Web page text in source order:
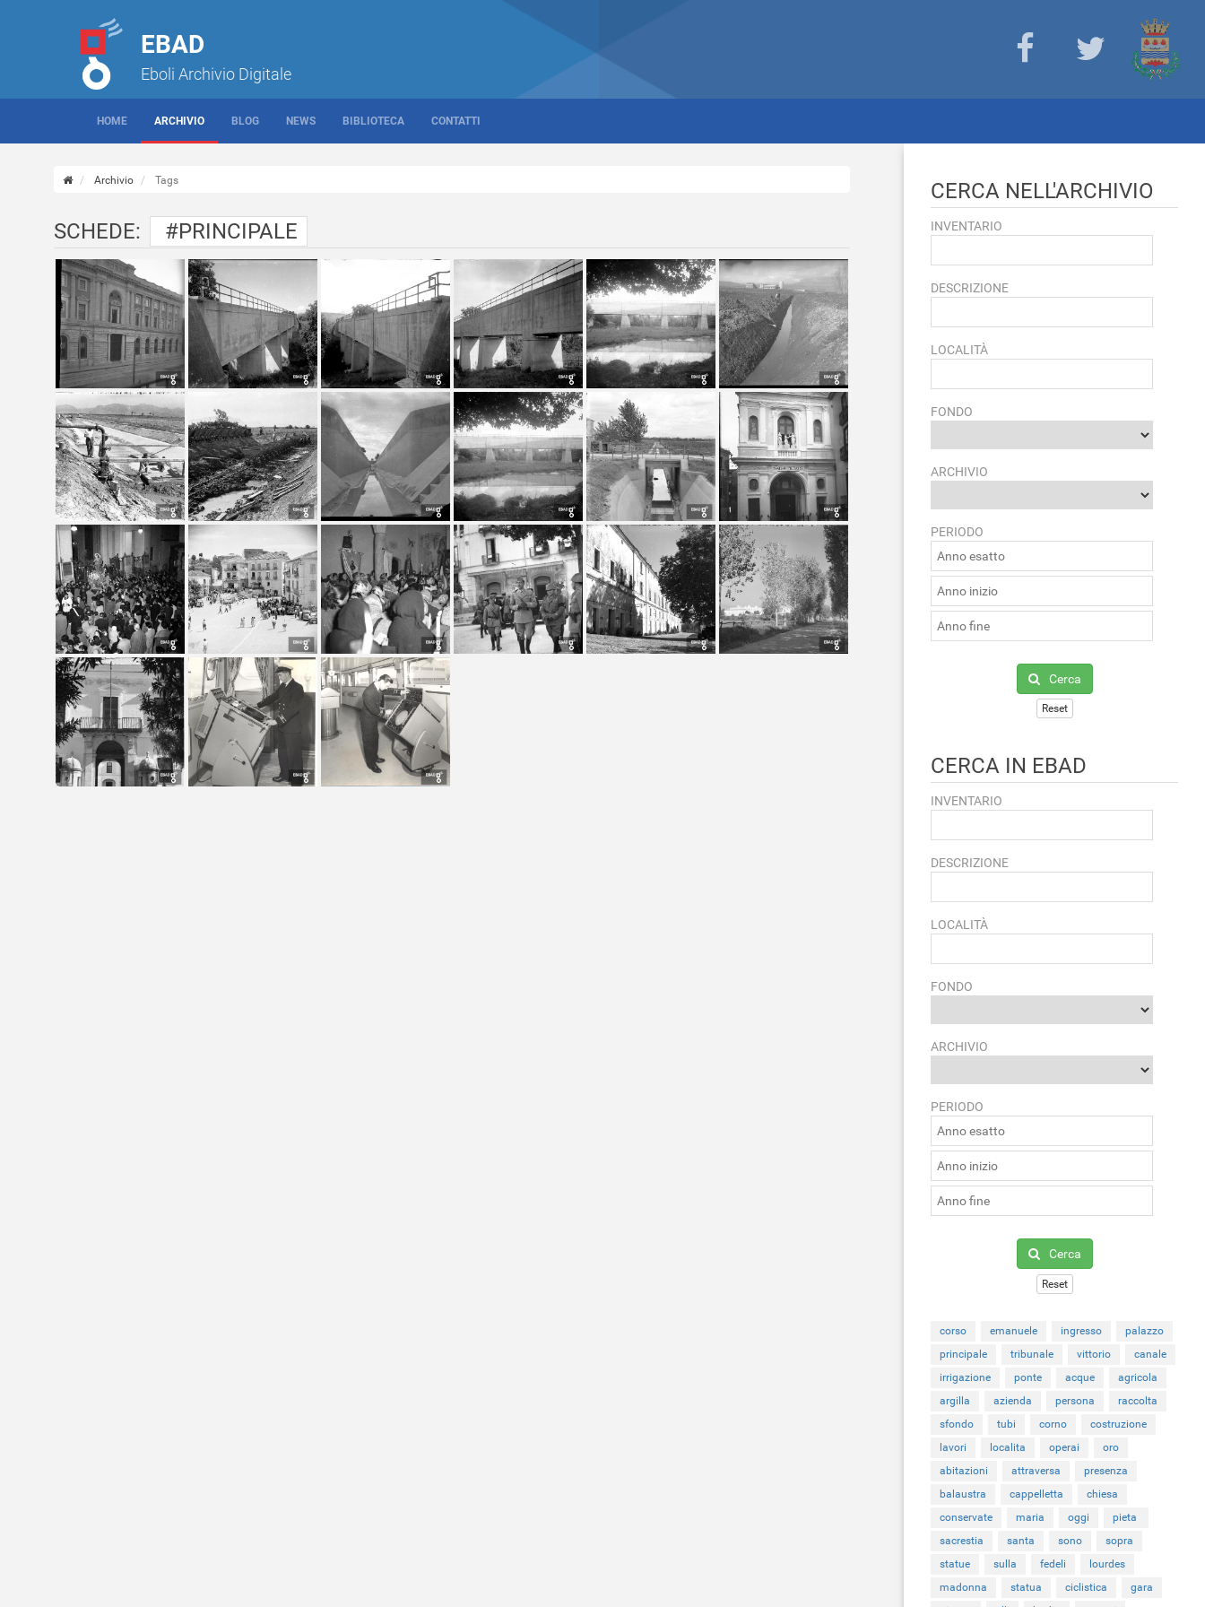
EBAD
Eboli Archivio Digitale
HOME ARCHIVIO BLOG NEWS BIBLIOTECA CONTATTI
Archivio Tags
SCHEDE: #PRINCIPALE
CERCA NELL'ARCHIVIO
INVENTARIO
DESCRIZIONE
LOCALITÀ
FONDO
ARCHIVIO
PERIODO
Cerca
Reset
CERCA IN EBAD
INVENTARIO
DESCRIZIONE
LOCALITÀ
FONDO
ARCHIVIO
PERIODO
Cerca
Reset
corso emanuele ingresso
palazzo
principale
tribunale vittorio
canale
irrigazione
ponte acque
agricola
argilla
azienda persona
raccolta
sfondo
tubi corno
costruzione
lavori
localita operai
oro
abitazioni
attraversa
presenza
balaustra
cappelletta
chiesa
conservate
maria oggi
pieta
sacrestia
santa sono
sopra
statue
sulla fedeli
lourdes
madonna
statua ciclistica
gara